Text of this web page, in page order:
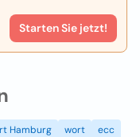
Starten Sie jetzt!
Hamburg wort
ecc